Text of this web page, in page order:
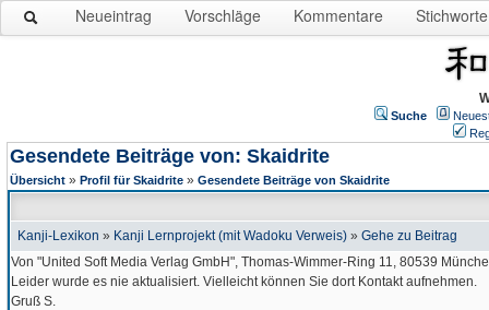
Neueintrag Vorschläge Kommentare Stichworte
Suche
Gesendete Beiträge von: Skaidrite
Übersicht » Profil für Skaidrite » Gesendete Beiträge von Skaidrite
Kanji-Lexikon » Kanji Lernprojekt (mit Wadoku Verweis) » Gehe zu Beitrag
Von "United Soft Media Verlag GmbH", Thomas-Wimmer-Ring 11, 80539
Leider wurde es nie aktualisiert. Vielleicht können Sie dort Kontakt aufnehmen.
Gruß S.